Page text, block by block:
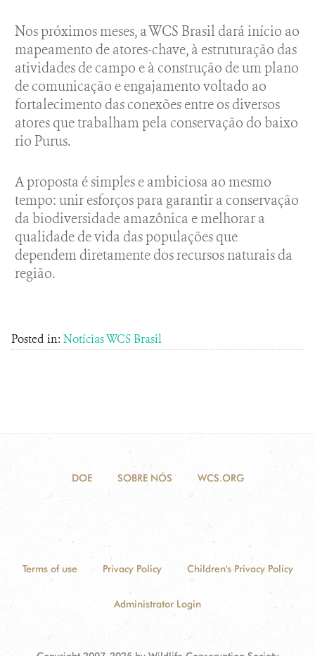
Nos próximos meses, a WCS Brasil dará início ao
mapeamento de atores-chave, à estruturação das
atividades de campo e à construção de um plano
de comunicação e engajamento voltado ao
fortalecimento das conexões entre os diversos
atores que trabalham pela conservação do baixo
rio Purus.
A proposta é simples e ambiciosa ao mesmo
tempo: unir esforços para garantir a conservação
da biodiversidade amazônica e melhorar a
qualidade de vida das populações que
dependem diretamente dos recursos naturais da
região.
Posted in: Notícias WCS Brasil
DOE SOBRE NÓS WCS.ORG
Terms of use Privacy Policy Children's Privacy Policy
Administrator Login